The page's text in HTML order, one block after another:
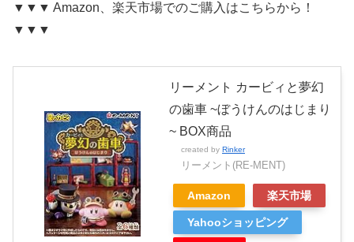
▼▼▼ Amazon、楽天市場でのご購入はこちらから！
▼▼▼
リーメント カービィと夢幻
の歯車 ~ぼうけんのはじまり
~ BOX商品
created by Rinker
リーメント(RE-MENT)
Amazon 楽天市場
Yahooショッピング